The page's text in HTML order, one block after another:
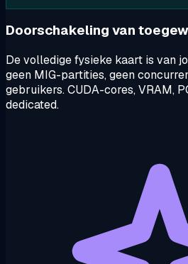
Doorschakeling van
De volledige fysieke kaart is van
geen MIG-partities, geen
gebruikers. CUDA-cores, VRAM,
dedicated.